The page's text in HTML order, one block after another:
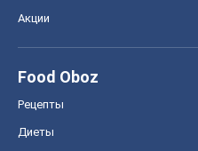
Акции
Food Oboz
Рецепты
Диеты